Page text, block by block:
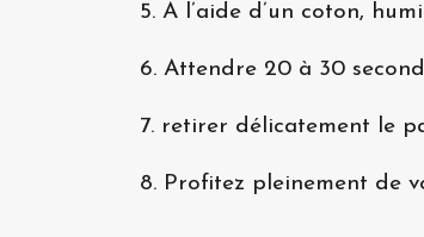
5. A l’aide d’un coton,
6. Attendre 20 à 30
7. retirer délicatement le
8. Profitez pleinement de